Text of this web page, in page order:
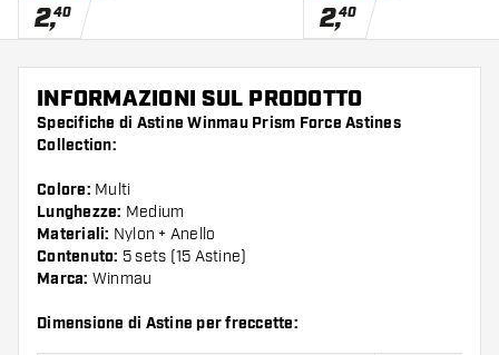
2,40 2,40
INFORMAZIONI SUL PRODOTTO
Specifiche di Astine Winmau Prism Force Astines
Collection:
Colore: Multi
Lunghezze: Medium
Materiali: Nylon + Anello
Contenuto: 5 sets (15 Astine)
Marca: Winmau
Dimensione di Astine per freccette: